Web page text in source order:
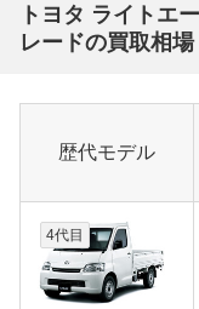
トヨタ ライトエ
レードの買取相
歴代モデル
4代目